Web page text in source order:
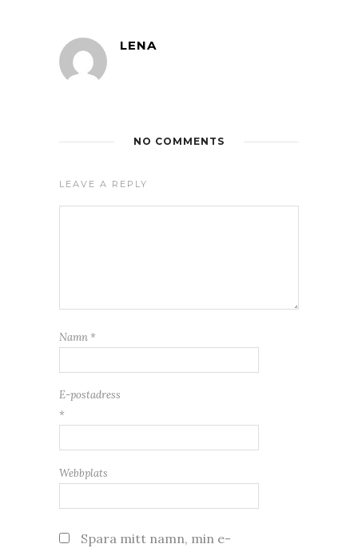
LENA
NO COMMENTS
LEAVE A REPLY
Namn *
E-postadress
*
Webbplats
Spara mitt namn, min e-